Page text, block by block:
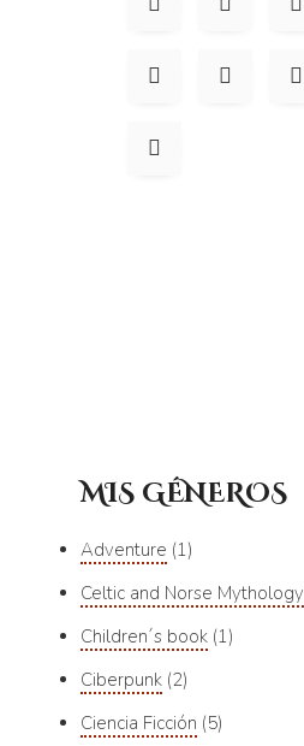
MIS GÉNEROS
Adventure 1
Celtic and Norse Mythology
Children´s book 1
Ciberpunk 2
Ciencia Ficción 5